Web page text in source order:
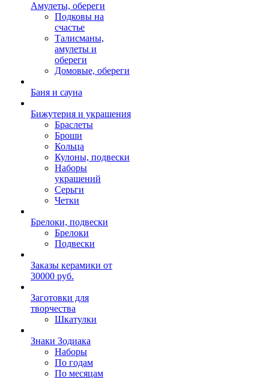
Амулеты, обереги
Подковы на
счастье
Талисманы,
амулеты и
обереги
Домовые, обереги
Баня и сауна
Бижутерия и украшения
Браслеты
Броши
Кольца
Кулоны, подвески
Наборы
украшений
Серьги
Четки
Брелоки, подвески
Брелоки
Подвески
Заказы керамики от
30000 руб.
Заготовки для
творчества
Шкатулки
Знаки Зодиака
Наборы
По годам
По месяцам